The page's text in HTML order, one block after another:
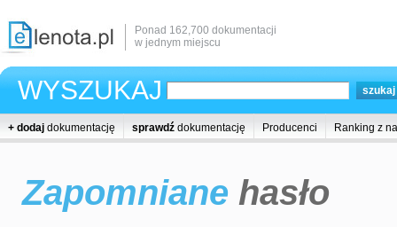
Ponad 162,700 dokumentacji
w jednym miejscu
WYSZUKAJ
+ dodaj dokumentację sprawdź dokumentację Producenci Ranking z
Zapomniane hasło